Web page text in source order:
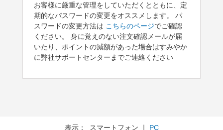
お客様に厳重な管理をしていただくとともに、定
期的なパスワードの変更をオススメします。 パ
スワードの変更方法は こちらのページでご確認
ください。 身に覚えのない注文確認メールが届
いたり、ポイントの減額があった場合はすみやか
に弊社サポートセンターまでご連絡ください
表示： スマートフォン ｜ PC